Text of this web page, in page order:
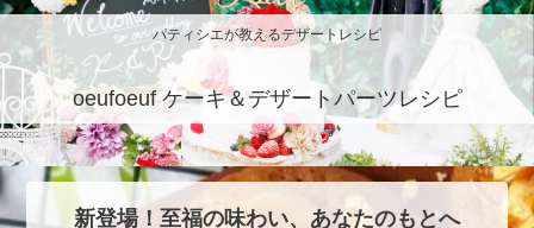
パティシエが教えるデザートレシピ
oeufoeuf ケーキ＆デザートパーツレシピ
新登場！至福の味わい、あなたのもとへ